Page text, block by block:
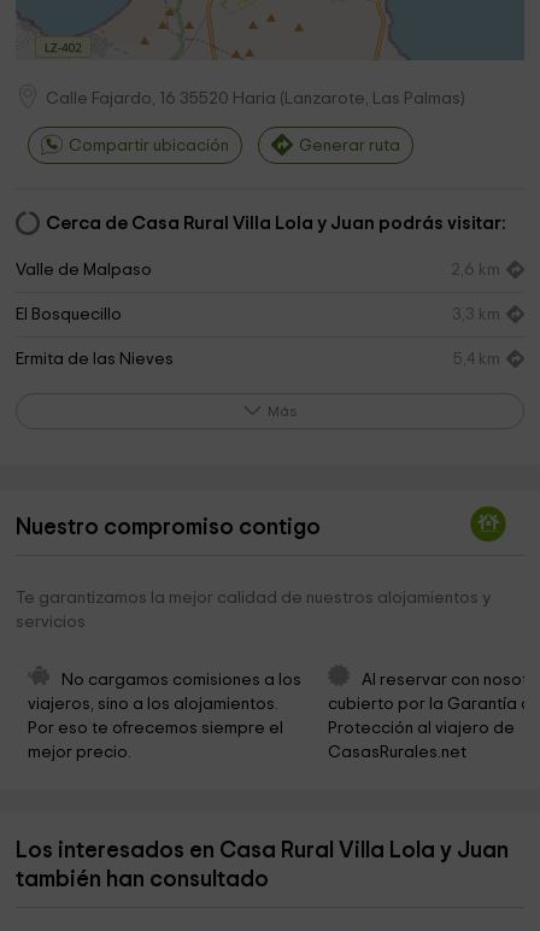
Calle Fajardo, 16 35520 Haria ( Lanzarote, Las Palmas)
Compartir ubicación Generar ruta
Cerca de Casa Rural Villa Lola y Juan podrás visitar:
Valle de Malpaso 2,6 km
El Bosquecillo 3,3 km
Ermita de las Nieves 5,4 km
Más
Nuestro compromiso contigo
Te garantizamos la mejor calidad de nuestros alojamientos y
servicios
No cargamos comisiones a los
viajeros, sino a los alojamientos.
Por eso te ofrecemos siempre el
mejor precio.
Al reservar con
cubierto por la Garantía
Protección al viajero de
CasasRurales.net
Los interesados en Casa Rural Villa Lola y Juan
también han consultado